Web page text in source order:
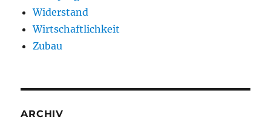
Widerstand
Wirtschaftlichkeit
Zubau
ARCHIV